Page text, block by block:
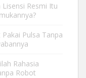
Resmi Itu
Pulsa Tanpa
Rahasia
Robot